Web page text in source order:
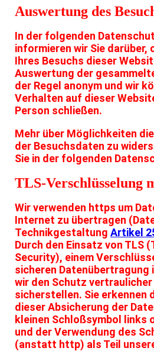
Auswertung des
In der folgenden
informieren wir Sie darüber,
Ihres Besuchs dieser
Auswertung der
der Regel anonym und wir
Verhalten auf dieser
Person schließen.
Mehr über Möglichkeiten
der Besuchsdaten zu
Sie in der folgenden
TLS-Verschlüsselung
Wir verwenden https um
Internet zu übertragen
Technikgestaltung Artikel
Durch den Einsatz von TLS
Security), einem
sicheren Datenübertragung
wir den Schutz vertraulicher
sicherstellen. Sie erkennen
dieser Absicherung der
kleinen Schloßsymbol links
und der Verwendung des
(anstatt http) als Teil